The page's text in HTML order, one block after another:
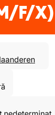
F/X)